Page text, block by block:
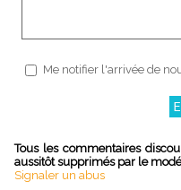
Me notifier l'arrivée de
Tous les commentaires
aussitôt supprimés par le
Signaler un abus